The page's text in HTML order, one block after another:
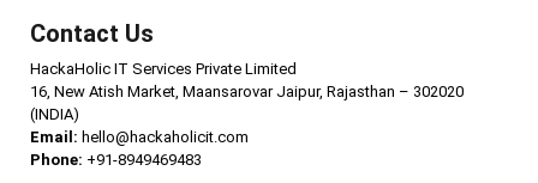
Contact Us
HackaHolic IT Services Private Limited
16, New Atish Market, Maansarovar Jaipur, Rajasthan – 302020
(INDIA)
Email: hello@hackaholicit.com
Phone: +91-8949469483